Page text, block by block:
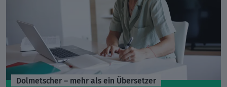
Dolmetscher – mehr als ein Übersetzer